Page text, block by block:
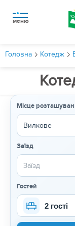
меню
Головна Котедж
Місце
Заїзд
Гостей
2 гості